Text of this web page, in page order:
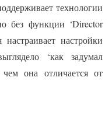
технологии
без функции ‘Director
настройки
‘как задумал
она отличается от